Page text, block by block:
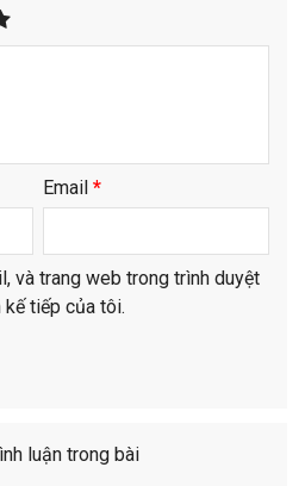
Email *
và trang web trong trình duyệt
kế tiếp của tôi.
luận trong bài